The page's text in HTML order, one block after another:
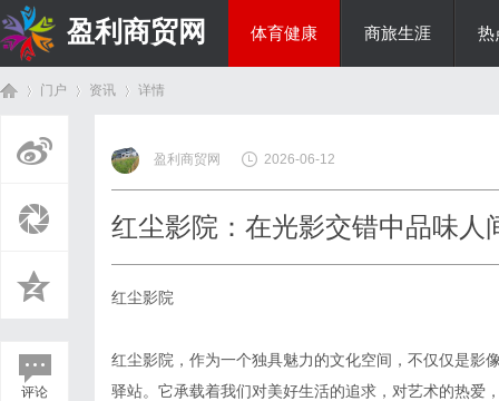
盈利商贸网 体育健康 商旅生涯 热
门户 资讯
›
详情
评论
盈利商贸网 2026-06-12
红尘影院：在光影交错中品味人
红尘影院
红尘影院，作为一个独具魅力的文化空间，不仅仅是影
驿站。它承载着我们对美好生活的追求，对艺术的热爱